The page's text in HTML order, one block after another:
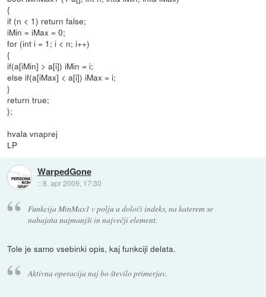
{
if (n < 1) return false;
iMin = iMax = 0;
for (int i = 1; i < n; i++)
{
if(a[iMin] > a[i]) iMin = i;
else if(a[iMax] < a[i]) iMax = i;
}
return true;
};
hvala vnaprej
LP
WarpedGone
::8. apr 2009, 17:30
Funkcija MinMax1 v polju a določi indeks, na katerem se
nahajata najmanjši in največji element.
Tole je samo vsebinki opis, kaj funkciji delata.
Aktivna operacija naj bo število primerjav.